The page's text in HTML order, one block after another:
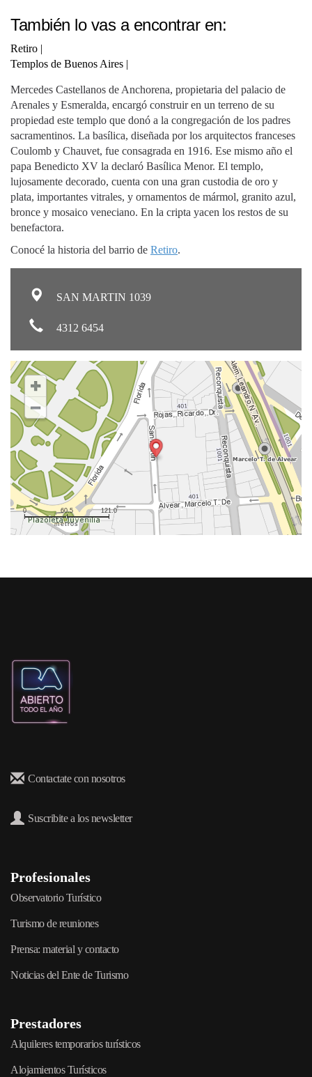
También lo vas a encontrar en:
Retiro |
Templos de Buenos Aires |
Mercedes Castellanos de Anchorena, propietaria del palacio de
Arenales y Esmeralda, encargó construir en un terreno de su
propiedad este templo que donó a la congregación de los padres
sacramentinos. La basílica, diseñada por los arquitectos franceses
Coulomb y Chauvet, fue consagrada en 1916. Ese mismo año el
papa Benedicto XV la declaró Basílica Menor. El templo,
lujosamente decorado, cuenta con una gran custodia de oro y
plata, importantes vitrales, y ornamentos de mármol, granito azul,
bronce y mosaico veneciano. En la cripta yacen los restos de su
benefactora.
Conocé la historia del barrio de Retiro.
SAN MARTIN 1039
4312 6454
metros
0 60.5 121.0
Contactate con nosotros
Suscribite a los newsletter
Profesionales
Observatorio Turístico
Turismo de reuniones
Prensa: material y contacto
Noticias del Ente de Turismo
Prestadores
Alquileres temporarios turísticos
Alojamientos Turísticos